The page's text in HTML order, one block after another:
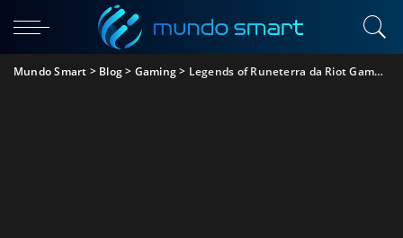
Mundo Smart > Blog> Gaming> Legends of Runeterra da Riot Games, vai chegar no fim de abril